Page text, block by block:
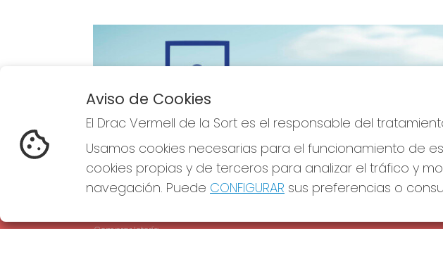
EL DRAC VERMELL DE LA SORT
Comprar lotería
REDES SOCIALES
Aviso de Cookies
El Drac Vermell de la Sort es el responsable del
Usamos cookies necesarias para el funcionamiento de
cookies propias y de terceros para analizar el tráfico y
navegación. Puede CONFIGURAR sus preferencias o